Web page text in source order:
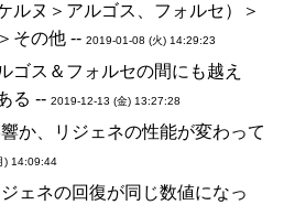
ルヌ＞アルゴス、フォルセ）＞
その他 -- 2019-01-08 (火) 14:29:23
ゴス＆フォルセの間にも越え
る -- 2019-12-13 (金) 13:27:28
か、リジェネの性能が変わって
) 14:09:44
ェネの回復が同じ数値になっ